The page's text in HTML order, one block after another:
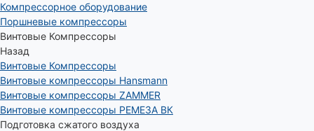
Компрессорное оборудование
Поршневые компрессоры
Винтовые Компрессоры
Назад
Винтовые Компрессоры
Винтовые компрессоры Hansmann
Винтовые компрессоры ZAMMER
Винтовые компрессоры РЕМЕЗА ВК
Подготовка сжатого воздуха